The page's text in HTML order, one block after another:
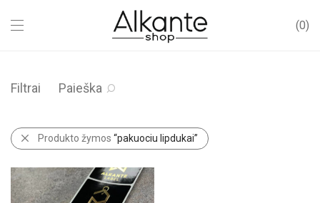
0
Filtrai Paieška
Produkto žymos “pakuociu lipdukai”